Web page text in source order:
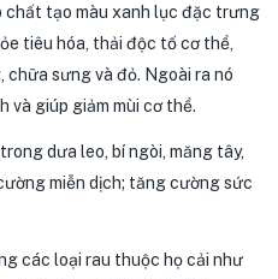
chất tạo màu xanh lục đặc trưng
tiêu hóa, thải độc tố cơ thể,
sưng và đỏ. Ngoài ra nó
và giúp giảm mùi cơ thể.
dưa leo, bí ngòi, măng tây,
miễn dịch; tăng cường sức
các loại rau thuộc họ cải như